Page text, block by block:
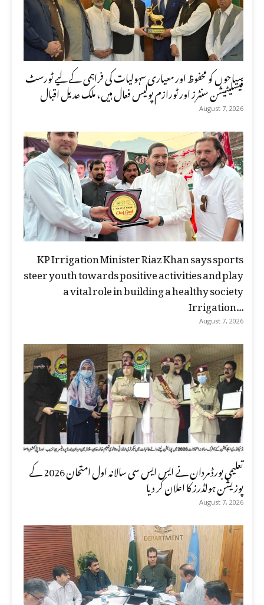
سیاحوں کو محفوظ اور معیاری سہولیات کی فراہمی کے لیے ٹورسٹ
فیسلیٹیشن سنٹرز اور ٹورازم پولیس فعال ہیں، ملک عدیل اقبال
August 7, 2026
KP Irrigation Minister Riaz Khan says sports
steer youth towards positive activities and play
a vital role in building a healthy society
Irrigation...
August 7, 2026
تعلیمی بورڈ مردان نے ایس ایس سی سالانہ اول امتحان 2026 کے
پوزیشن ہولڈرز کا اعلان کر دیا
August 7, 2026